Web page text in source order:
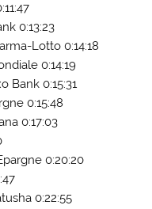
0:13:23
Lotto 0:14:18
0:14:19
Bank 0:15:31
0:15:48
0:17:03
0:20:20
0:22:55